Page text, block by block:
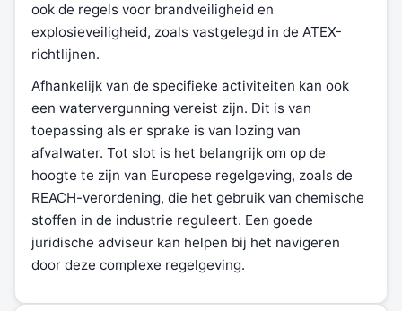
ook de regels voor brandveiligheid en
explosieveiligheid, zoals vastgelegd in de ATEX-
richtlijnen.
Afhankelijk van de specifieke activiteiten kan ook
een watervergunning vereist zijn. Dit is van
toepassing als er sprake is van lozing van
afvalwater. Tot slot is het belangrijk om op de
hoogte te zijn van Europese regelgeving, zoals de
REACH-verordening, die het gebruik van chemische
stoffen in de industrie reguleert. Een goede
juridische adviseur kan helpen bij het navigeren
door deze complexe regelgeving.